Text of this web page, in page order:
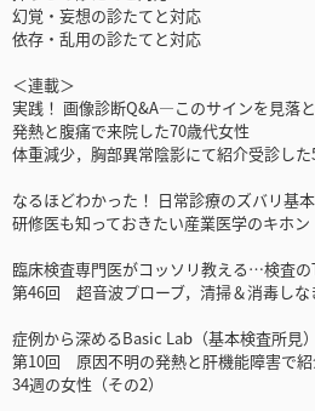
幻覚・妄想の診たてと対応
依存・乱用の診たてと対応
＜連載＞
実践！ 画像診断Q&A―このサインを見落
発熱と腹痛で来院した70歳代女性
体重減少，胸部異常陰影にて紹介受診し
なるほどわかった！ 日常診療のズバリ基
研修医も知っておきたい産業医学のキホン
臨床検査専門医がコッソリ教える…検査の
第46回 超音波プローブ，清掃＆消毒しな
症例から深めるBasic Lab（基本検査所見）
第10回 原因不明の発熱と肝機能障害で
34週の女性（その2）